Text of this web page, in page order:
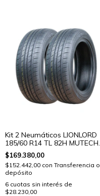
Kit 2 Neumáticos LIONLORD
185/60 R14 TL 82H MUTECH
H01
$169.380,00
$152.442,00 con Transferencia o
depósito
6 cuotas sin interés de
$28.230,00